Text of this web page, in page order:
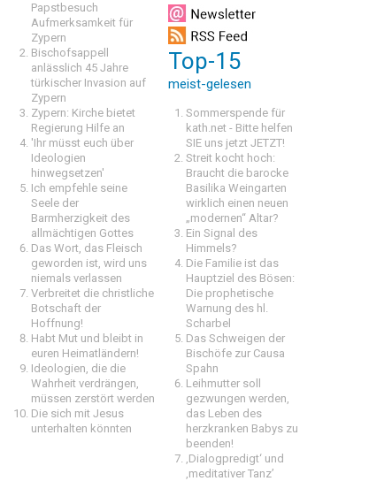
Papstbesuch
Aufmerksamkeit für
Zypern
Bischofsappell
anlässlich 45 Jahre
türkischer Invasion auf
Zypern
Zypern: Kirche bietet
Regierung Hilfe an
'Ihr müsst euch über
Ideologien
hinwegsetzen'
Ich empfehle seine
Seele der
Barmherzigkeit des
allmächtigen Gottes
Das Wort, das Fleisch
geworden ist, wird uns
niemals verlassen
Verbreitet die christliche
Botschaft der
Hoffnung!
Habt Mut und bleibt in
euren Heimatländern!
Ideologien, die die
Wahrheit verdrängen,
müssen zerstört werden
Die sich mit Jesus
unterhalten könnten
Top-15
meist-gelesen
Sommerspende für
kath.net - Bitte helfen
SIE uns jetzt JETZT!
Streit kocht hoch:
Braucht die barocke
Basilika Weingarten
wirklich einen neuen
„modernen“ Altar?
Ein Signal des
Himmels?
Die Familie ist das
Hauptziel des Bösen:
Die prophetische
Warnung des hl.
Scharbel
Das Schweigen der
Bischöfe zur Causa
Spahn
Leihmutter soll
gezwungen werden,
das Leben des
herzkranken Babys zu
beenden!
‚Dialogpredigt‘ und
‚meditativer Tanz’